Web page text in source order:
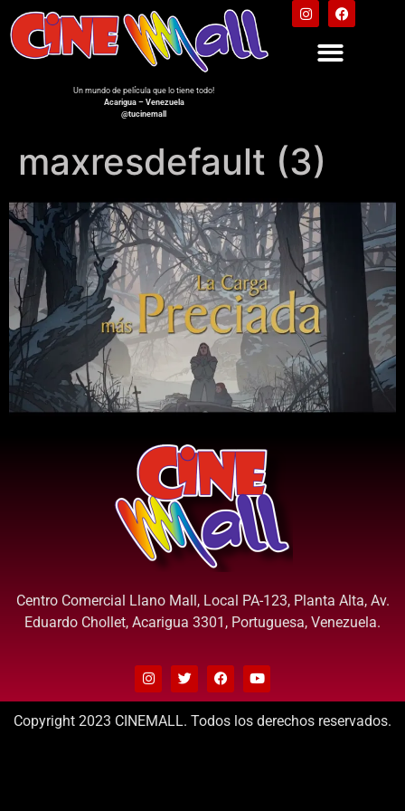
Un mundo de película que lo tiene todo!
Acarigua – Venezuela
@tucinemall
maxresdefault (3)
Centro Comercial Llano Mall, Local PA-123, Planta Alta, Av.
Eduardo Chollet, Acarigua 3301, Portuguesa, Venezuela.
Copyright 2023 CINEMALL. Todos los derechos reservados.